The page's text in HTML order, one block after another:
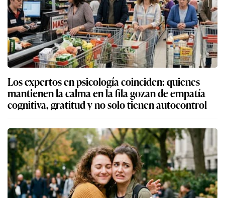
Los expertos en psicología coinciden: quienes
mantienen la calma en la fila gozan de empatía
cognitiva, gratitud y no solo tienen autocontrol